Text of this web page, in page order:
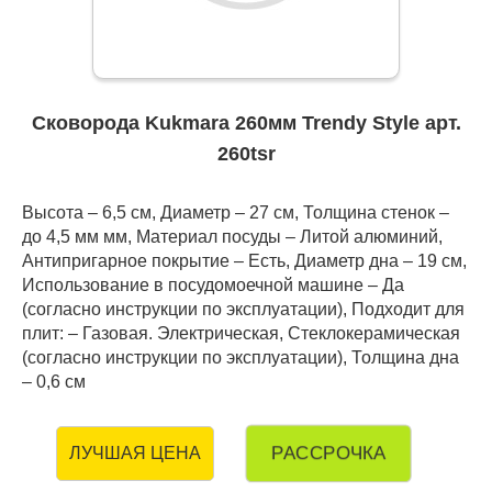
Сковорода Kukmara 260мм Trendy Style арт.
260tsr
Высота – 6,5 см, Диаметр – 27 см, Толщина стенок –
до 4,5 мм мм, Материал посуды – Литой алюминий,
Антипригарное покрытие – Есть, Диаметр дна – 19 см,
Использование в посудомоечной машине – Да
(согласно инструкции по эксплуатации), Подходит для
плит: – Газовая. Электрическая, Стеклокерамическая
(согласно инструкции по эксплуатации), Толщина дна
– 0,6 см
ЛУЧШАЯ ЦЕНА РАССРОЧКА